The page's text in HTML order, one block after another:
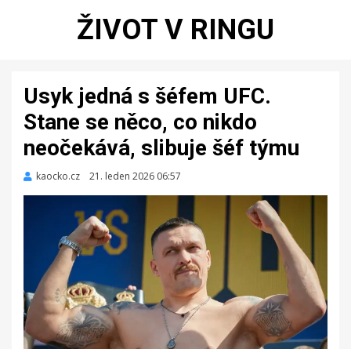
ŽIVOT V RINGU
Usyk jedná s šéfem UFC.
Stane se něco, co nikdo
neočekává, slibuje šéf týmu
kaocko.cz
Zveřejněno
21. leden 2026 06:57